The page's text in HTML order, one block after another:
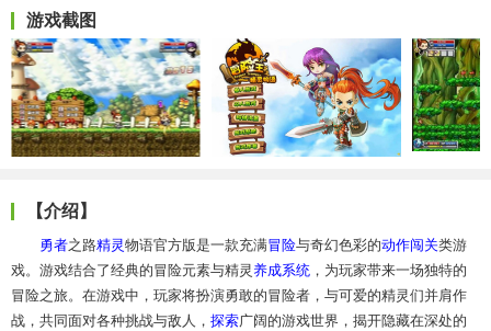
游戏截图
【介绍】
勇者之路精灵物语官方版是一款充满冒险与奇幻色彩的动作闯关类游
戏。游戏结合了经典的冒险元素与精灵 养成系统 ，为玩家带来一场独特的
冒险之旅。在游戏中，玩家将扮演勇敢的冒险者，与可爱的精灵们并肩作
战，共同面对各种挑战与敌人， 探索广阔的游戏世界，揭开隐藏在深处的